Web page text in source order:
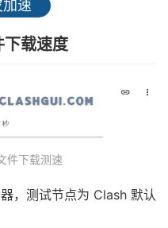
速
载速度
件下载测速
，测试节点为 Clash 默认